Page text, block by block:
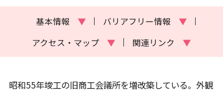
基本情報 ▼ バリアフリー情報
▼
アクセス・マップ
▼ 関連リンク ▼
昭和55年竣工の旧商工会議所を増改築している。外観